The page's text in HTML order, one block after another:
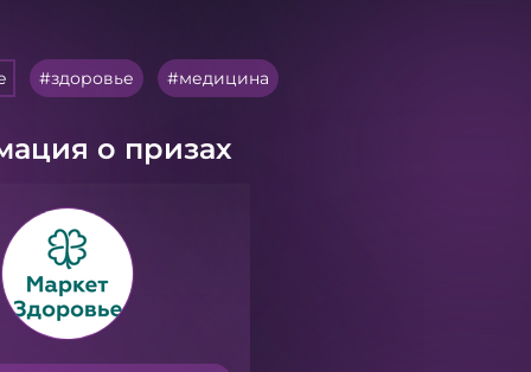
здоровье медицина
о призах